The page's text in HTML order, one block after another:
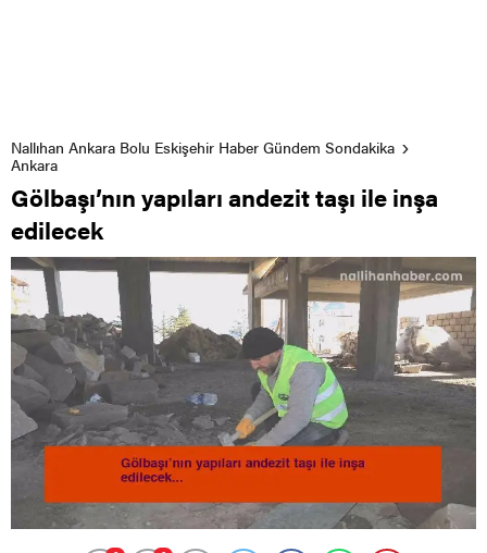
Nallıhan Ankara Bolu Eskişehir Haber Gündem Sondakika
Ankara
Gölbaşı’nın yapıları andezit taşı ile inşa
edilecek